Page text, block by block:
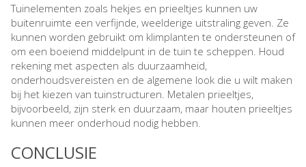
Tuinelementen zoals hekjes en prieeltjes kunnen uw
buitenruimte een verfijnde, weelderige uitstraling geven. Ze
kunnen worden gebruikt om klimplanten te ondersteunen of
om een boeiend middelpunt in de tuin te scheppen. Houd
rekening met aspecten als duurzaamheid,
onderhoudsvereisten en de algemene look die u wilt maken
bij het kiezen van tuinstructuren. Metalen prieeltjes,
bijvoorbeeld, zijn sterk en duurzaam, maar houten prieeltjes
kunnen meer onderhoud nodig hebben.
CONCLUSIE